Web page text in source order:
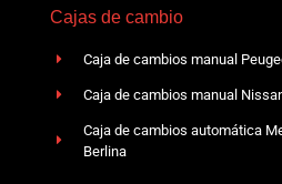
Cajas de cambio
Caja de cambios manual
Caja de cambios manual
Caja de cambios automática
Berlina